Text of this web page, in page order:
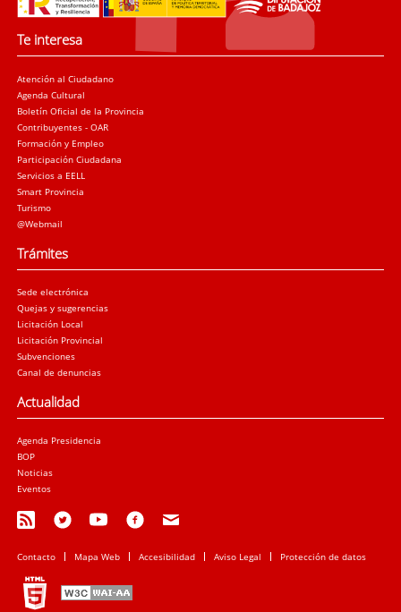
Te interesa
Atención al Ciudadano
Agenda Cultural
Boletín Oficial de la Provincia
Contribuyentes - OAR
Formación y Empleo
Participación Ciudadana
Servicios a EELL
Smart Provincia
Turismo
@Webmail
Trámites
Sede electrónica
Quejas y sugerencias
Licitación Local
Licitación Provincial
Subvenciones
Canal de denuncias
Actualidad
Agenda Presidencia
BOP
Noticias
Eventos
Contacto Mapa Web Accesibilidad Aviso Legal Protección de datos